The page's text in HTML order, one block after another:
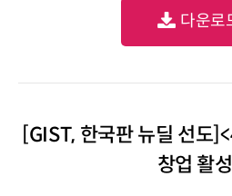
다운로
[GIST, 한국판 뉴딜 선도
창업 활